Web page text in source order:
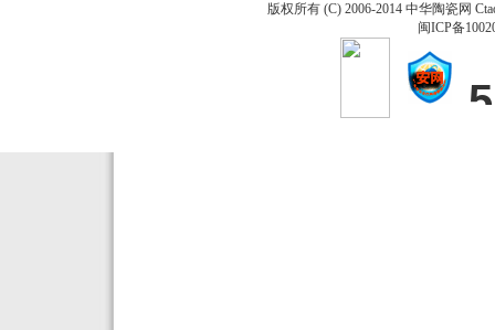
版权所有 (C) 2006-2014 中华陶瓷网
闽ICP备